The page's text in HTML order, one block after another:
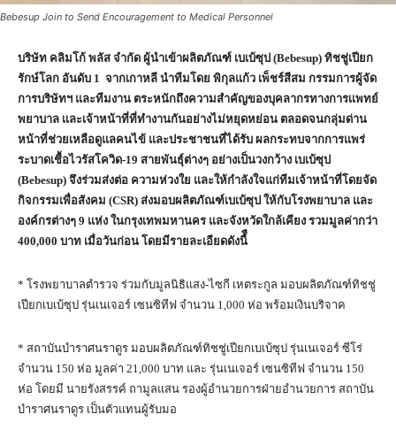
Bebesup Join to Send Encouragement to Medical Personnel
บริษัท คลิมโก้ พลัส จำกัด ผู้นำเข้าผลิตภัณฑ์ เบเบ้ซุป (Bebesup) ทิชชู่เปียก
รักษ์โลก อันดับ 1 จากเกาหลี นำทีมโดย พิกุลแก้ว เพ็ชร์สีสม กรรมการผู้จัด
การบริษัทฯ และทีมงาน ตระหนักถึงความสำคัญของบุคลากรทางการเเพทย์
พยาบาล เเละเจ้าหน้าที่ที่ทำงานกันอย่างไม่หยุดหย่อน ตลอดจนกลุ่มด่าน
หน้าที่ช่วยเหลือดูแลคนไข้ และประชาชนที่ได้รับ ผลกระทบจากการแพร่
ระบาดเชื้อไวรัสโควิด-19 สายพันธุ์ต่างๆ อย่างเป็นวงกว้าง เบเบ้ซุป
(Bebesup) จึงร่วมส่งต่อ ความห่วงใย และให้กำลังใจแก่ทีมเจ้าหน้าที่โดยจัด
กิจกรรมเพื่อสังคม (CSR) ส่งมอบผลิตภัณฑ์เบเบ้ซุป ให้กับโรงพยาบาล และ
องค์กรต่างๆ 9 แห่ง ในกรุงเทพมหานคร และจังหวัดใกล้เคียง รวมมูลค่ากว่า
400,000 บาท เมื่อวันก่อน โดยมีรายละเอียดดังนี้ื
* โรงพยาบาลตำรวจ ร่วมกับมูลนิธิแสง-ไซกี เหตระกูล มอบผลิตภัณฑ์ทิชชู่
เปียกเบเบ้ซุป รุ่นเนเจอร์ เซนซิทีฟ จำนวน 1,000 ห่อ พร้อมเงินบริจาค
* สถาบันบำราศนราดูร มอบผลิตภัณฑ์ทิชชู่เปียกเบเบ้ซุป รุ่นเนเจอร์ ซีโร่
จำนวน 150 ห่อ มูลค่า 21,000 บาท และ รุ่นเนเจอร์ เซนซิทีฟ จำนวน 150
ห่อ โดยมี นายรังสรรค์ ถามูลแสน รองผู้อำนวยการฝ่ายอำนวยการ สถาบัน
บำราศนราดูร เป็นตัวแทนผู้รับมอ